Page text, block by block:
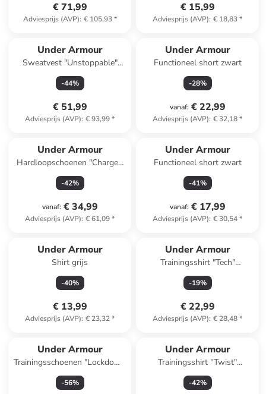
€ 71,99
Adviesprijs (AVP): € 105,93*
€ 15,99
Adviesprijs (AVP): € 18,83*
Under Armour
Sweatvest "Unstoppable"
donkerblauw
-44%
€ 51,99
Adviesprijs (AVP): € 93,99*
Under Armour
Functioneel short zwart
-28%
vanaf: € 22,99
Adviesprijs (AVP): € 32,18*
Under Armour
Hardloopschoenen "Charged
Surge 4" zwart
-42%
vanaf: € 34,99
Adviesprijs (AVP): € 61,09*
Under Armour
Functioneel short zwart
-41%
vanaf: € 17,99
Adviesprijs (AVP): € 30,54*
Under Armour
Shirt grijs
-40%
€ 13,99
Adviesprijs (AVP): € 23,32*
Under Armour
Trainingsshirt "Tech"
mintgroen
-19%
€ 22,99
Adviesprijs (AVP): € 28,48*
Under Armour
Trainingsschoenen "Lockdown
7 Low" rood
-56%
Under Armour
Trainingsshirt ''Twist"
donkerblauw
-42%